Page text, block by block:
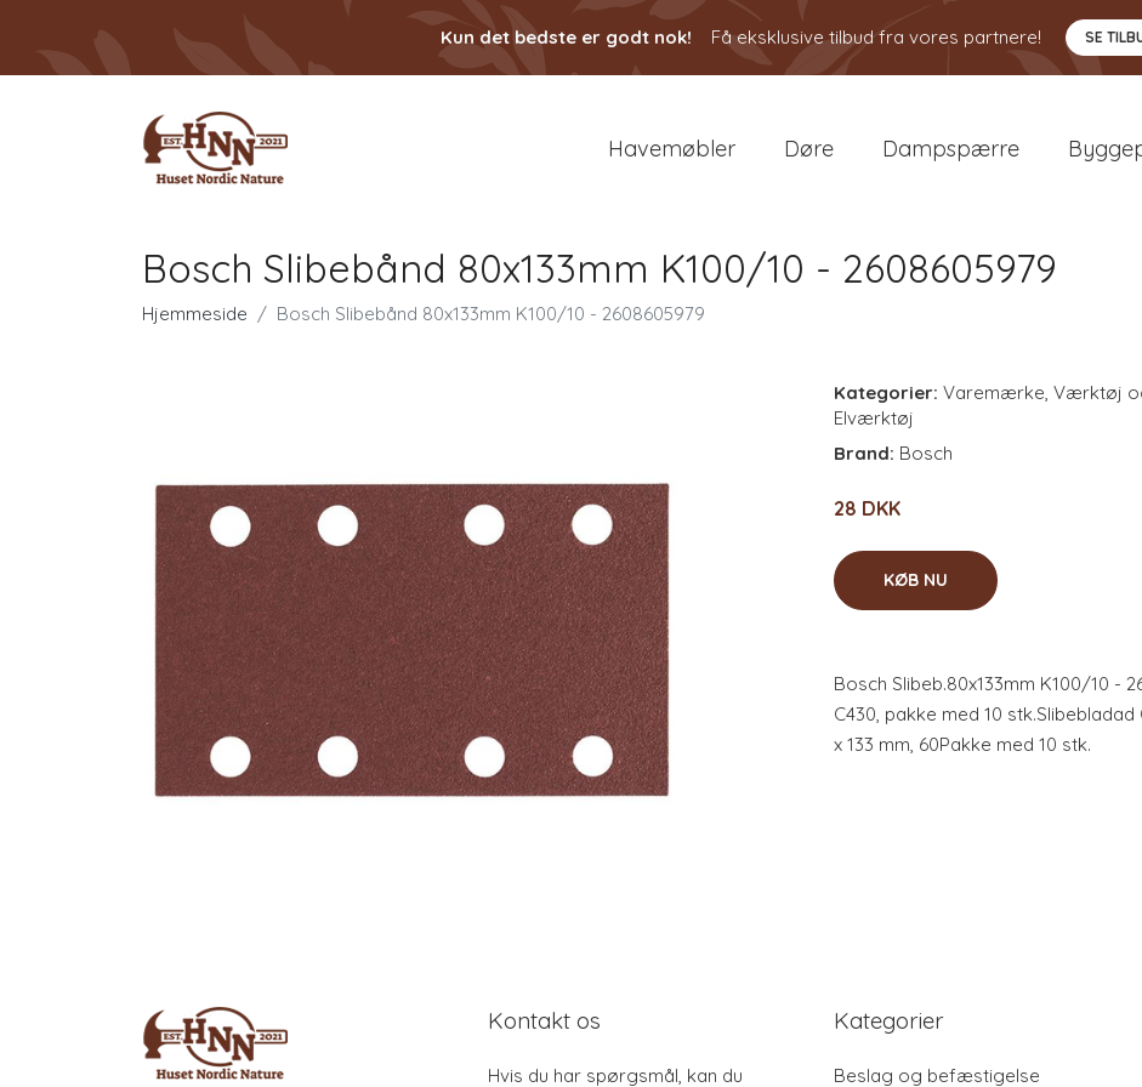
Kun det bedste er godt nok! Få eksklusive tilbud fra vores partnere! SE
Havemøbler Døre Dampspærre
Bosch Slibebånd 80x133mm K100/10 - 2608605979
Hjemmeside Bosch Slibebånd 80x133mm K100/10 - 2608605979
Kategorier: Varemærke, Værktøj
Elværktøj
Brand: Bosch
28 DKK
KØB NU
Bosch Slibeb.80x133mm K100/10 -
C430, pakke med 10
x 133 mm, 60Pakke med 10 stk.
Kontakt os
Hvis du har spørgsmål, kan du
Kategorier
Beslag og befæstigelse